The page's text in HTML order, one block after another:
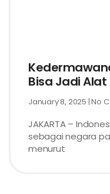
Bisa Jadi
January 8, 2025 No
JAKARTA –
sebagai negara
menurut